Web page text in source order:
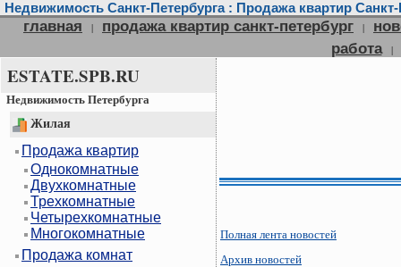
Недвижимость Санкт-Петербурга : Продажа квартир
главная | продажа квартир санкт-петербург |
работа
|
ESTATE.SPB.RU
Недвижимость Петербурга
Жилая
Продажа квартир
Однокомнатные
Двухкомнатные
Трехкомнатные
Четырехкомнатные
Многокомнатные
Продажа комнат
Полная лента новостей
Архив новостей